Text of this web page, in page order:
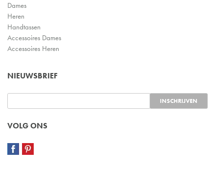
Dames
Heren
Handtassen
Accessoires Dames
Accessoires Heren
NIEUWSBRIEF
VOLG ONS